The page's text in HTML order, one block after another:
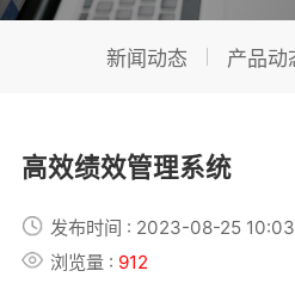
新闻动态 产品动
高效绩效管理系统
发布时间 : 2023-08-25
浏览量 : 912